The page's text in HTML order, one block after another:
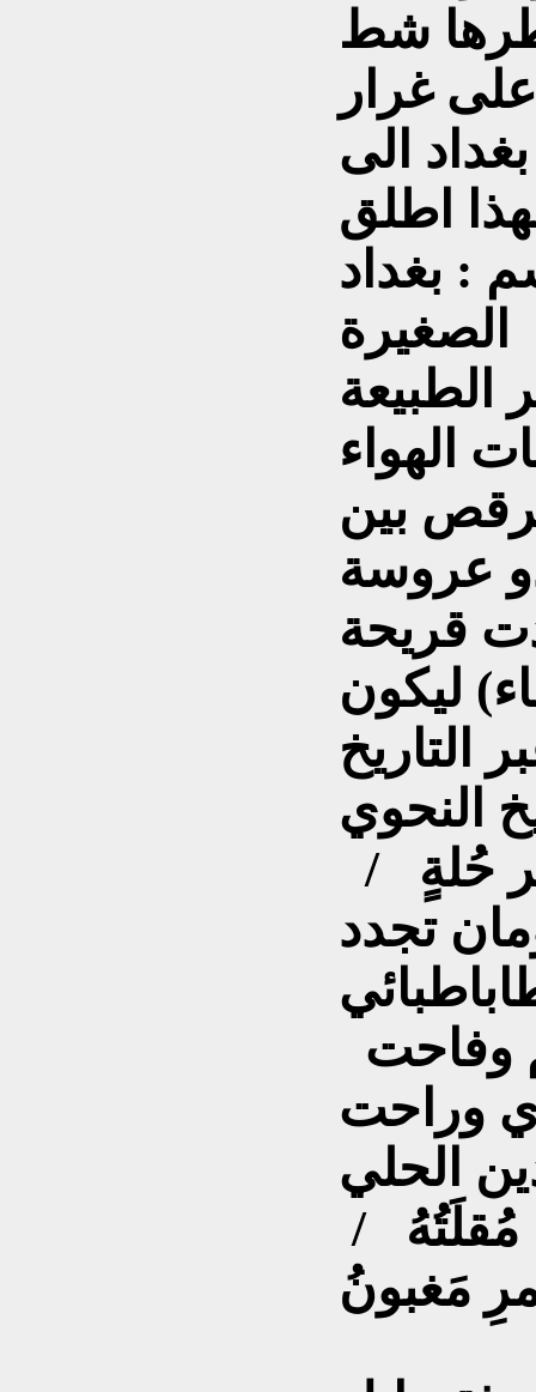
شط
غرار
الى
اطلق
: بغداد
الصغيرة
الطبيعة
الهواء
بين
عروسة
قريحة
ليكون
حُلةٍ /
تجدد
وفاحت
وراحت
مُقلَتُهُ /
مَغبونُ